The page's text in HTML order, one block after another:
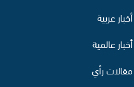
أخبار عربية
أخبار عالمية
مقالات رأي